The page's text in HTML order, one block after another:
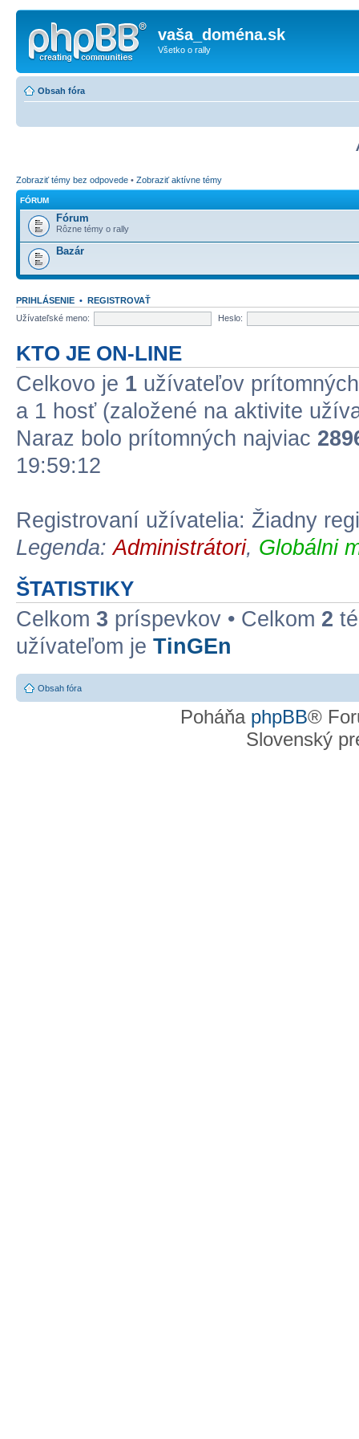
vaša_doména.sk
Všetko o rally
Obsah fóra
Zobraziť témy bez odpovede • Zobraziť aktívne témy
FÓRUM
Fórum
Rôzne témy o rally
Bazár
PRIHLÁSENIE • REGISTROVAŤ
Užívateľské meno:
Heslo:
KTO JE ON-LINE
Celkovo je 1 užívateľov
a 1 hosť (založené na aktivite
Naraz bolo prítomných najviac
19:59:12
Registrovaní užívatelia: Žiadny
Legenda:Administrátori, Globálni
ŠTATISTIKY
Celkom 3 príspevkov • Celkom 2
užívateľom je TinGEn
Obsah fóra
Poháňa phpBB®
Slovenský